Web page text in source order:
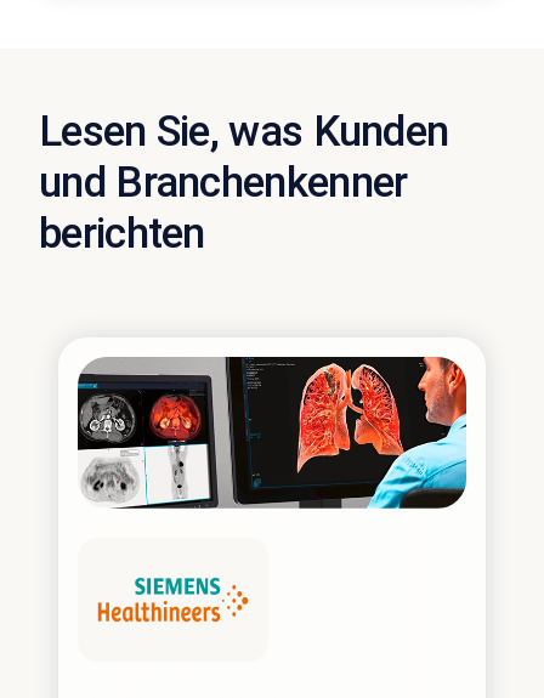
Lesen Sie, was Kunden
und Branchenkenner
berichten